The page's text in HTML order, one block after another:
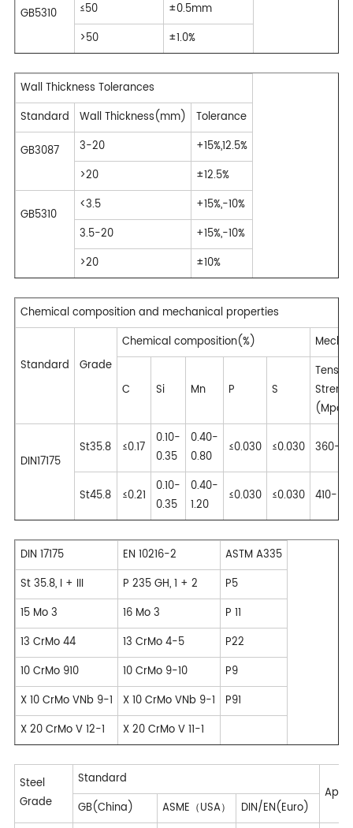
GB5310 ≤50
±0.5mm
>50
±1.0%
Wall Thickness Tolerances
Standard
Wall Thickness(mm) Tolerance
GB3087 3-20
+15%,12.5%
>20
±12.5%
GB5310
<3.5
+15%,-10%
3.5-20
+15%,-10%
>20
±10%
Chemical composition and mechanical properties
Standard Grade
Chemical composition(%)
C Si Mn P S
Tensile
(Mpa)
DIN17175
St35.8 ≤0.17
0.10-
0.35
0.40-
0.80
≤0.030 ≤0.030 360-
St45.8 ≤0.21
0.10-
0.35
0.40-
1.20
≤0.030 ≤0.030 410-
DIN 17175 EN 10216-2
ASTM A335
St 35.8, I + III
P 235 GH, 1 + 2
P5
15 Mo 3
16 Mo 3
P 11
13 CrMo 44
13 CrMo 4-5
P22
10 CrMo 910
10 CrMo 9-10
P9
X 10 CrMo VNb 9-1
X 10 CrMo VNb 9-1
P91
X 20 CrMo V 12-1
X 20 CrMo V 11-1
Steel
Grade
Standard
GB(China)
ASME（USA） DIN/EN(Euro)